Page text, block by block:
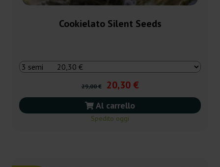
Cookielato Silent Seeds
29,00 € 20,30 €
Al carrello
Spedito oggi